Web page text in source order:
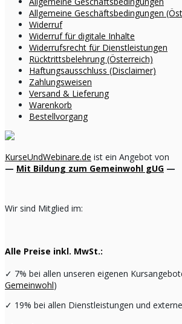
Allgemeine Geschäftsbedingungen
Widerruf
Widerruf für digitale Inhalte
Widerrufsrecht für Dienstleistungen
Rücktrittsbelehrung (Österreich)
Haftungsausschluss (Disclaimer)
Zahlungsweisen
Versand & Lieferung
Warenkorb
Bestellvorgang
KurseUndWebinare.de ist ein Angebot von
— Mit Bildung zum Gemeinwohl gUG —
Wir sind Mitglied im:
Alle Preise inkl. MwSt.:
✓ 7% bei allen unseren eigenen
Gemeinwohl)
✓ 19% bei allen Dienstleistungen und